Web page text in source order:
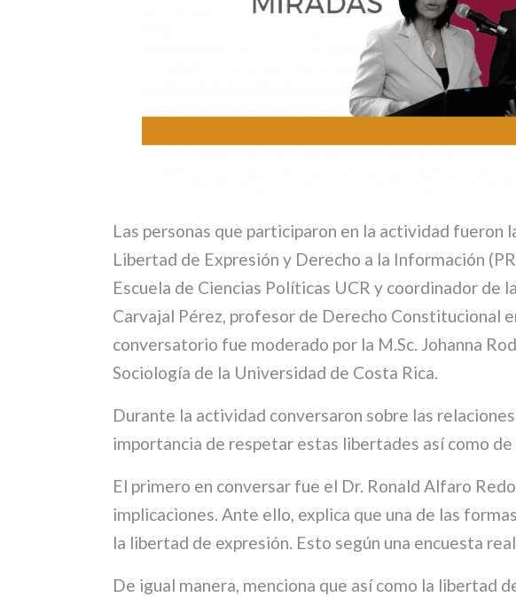
Las personas que participaron en la actividad fueron
Libertad de Expresión y Derecho a la Información
Escuela de Ciencias Políticas UCR y coordinador de
Carvajal Pérez, profesor de Derecho Constitucional
conversatorio fue moderado por la M.Sc. Johanna
Sociología de la Universidad de Costa Rica.
Durante la actividad conversaron sobre las
importancia de respetar estas libertades así como
El primero en conversar fue el Dr. Ronald Alfaro
implicaciones. Ante ello, explica que una de las
la libertad de expresión. Esto según una encuesta
De igual manera, menciona que así como la libertad